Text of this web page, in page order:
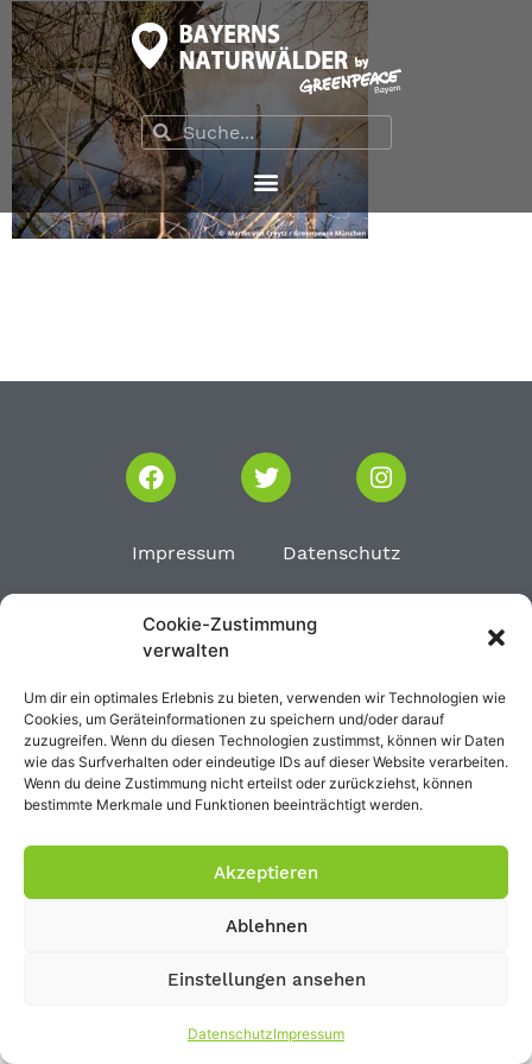
Cookie-Zustimmung
verwalten
Um dir ein optimales Erlebnis zu bieten, verwenden wir Technologien wie
Cookies, um Geräteinformationen zu speichern und/oder darauf
zuzugreifen. Wenn du diesen Technologien zustimmst, können wir Daten
wie das Surfverhalten oder eindeutige IDs auf dieser Website verarbeiten.
Wenn du deine Zustimmung nicht erteilst oder zurückziehst, können
bestimmte Merkmale und Funktionen beeinträchtigt werden.
Akzeptieren
Ablehnen
Einstellungen ansehen
DatenschutzImpressum
Impressum Datenschutz